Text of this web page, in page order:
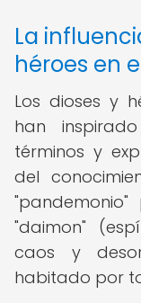
La
héroes en
Los dioses y
han
términos y
del
"daimon"
caos y
habitado por